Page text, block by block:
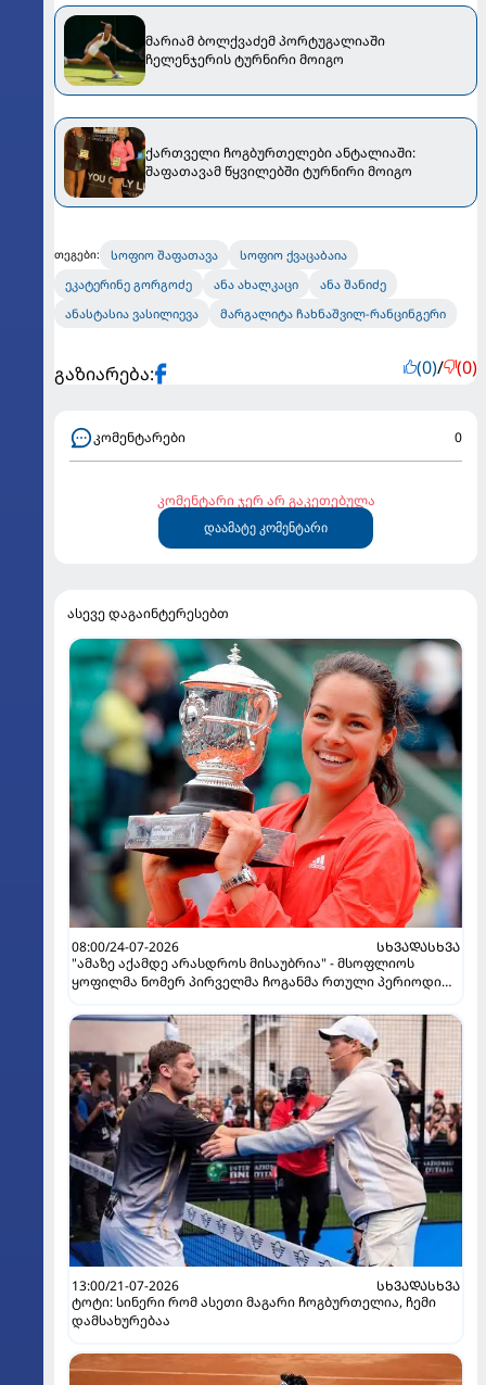
მარიამ ბოლქვაძემ პორტუგალიაში
ჩელენჯერის ტურნირი მოიგო
ქართველი ჩოგბურთელები ანტალიაში:
შაფათავამ წყვილებში ტურნირი მოიგო
თეგები: სოფიო შაფათავა
სოფიო ქვაცაბაია
ეკატერინე გორგოძე
ანა ახალკაცი
ანა შანიძე
ანასტასია ვასილიევა
მარგალიტა ჩახნაშვილ-რანცინგერი
გაზიარება: (0)/ (0)
კომენტარები 0
კომენტარი ჯერ არ გაკეთებულა
დაამატე კომენტარი
ასევე დაგაინტერესებთ
08:00/24-07-2026
ᲡᲮᲕᲐᲓᲐᲡᲮᲕᲐ
"ამაზე აქამდე არასდროს მისაუბრია" - მსოფლიოს
ყოფილმა ნომერ პირველმა ჩოგანმა რთული პერიოდი
13:00/21-07-2026
ᲡᲮᲕᲐᲓᲐᲡᲮᲕᲐ
ტოტი: სინერი რომ ასეთი მაგარი ჩოგბურთელია, ჩემი
დამსახურებაა